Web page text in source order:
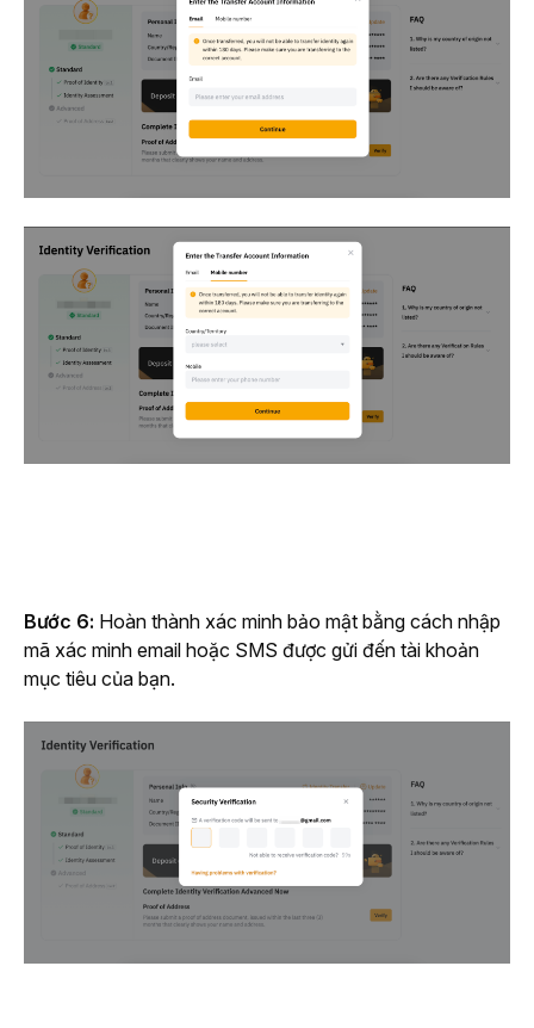
Bước 6: Hoàn thành xác minh bảo mật bằng cách nhập
mã xác minh email hoặc SMS được gửi đến tài khoản
mục tiêu của bạn.